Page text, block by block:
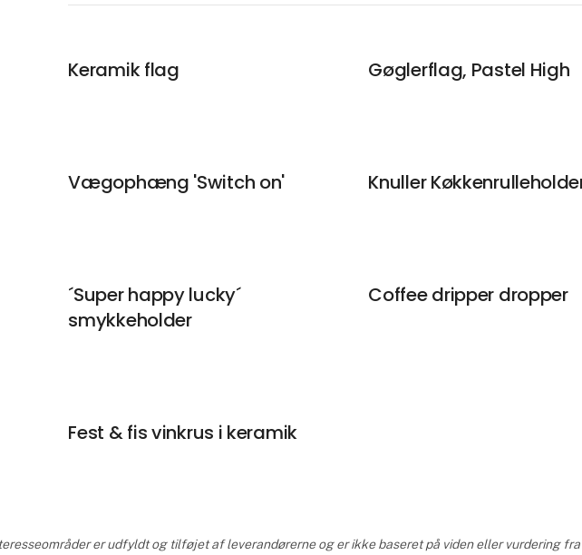
Keramik flag Gøglerflag, Pastel High
Vægophæng 'Switch on' Knuller
´Super happy lucky´
smykkeholder
Coffee dripper dropper
Fest & fis vinkrus i keramik
er udfyldt og tilføjet af leverandørerne og er ikke baseret på viden eller vurdering fra